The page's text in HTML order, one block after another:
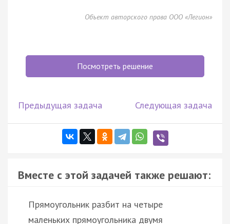
Объект авторского права ООО «Легион»
Посмотреть решение
Предыдущая задача Следующая задача
Вместе с этой задачей также решают:
Прямоугольник разбит на четыре
маленьких прямоугольника двумя